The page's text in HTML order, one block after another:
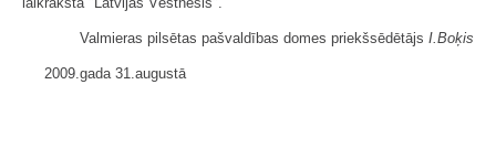
Valmieras pilsētas pašvaldības domes priekšsēdētājs I.Boķis
2009.gada 31.augustā